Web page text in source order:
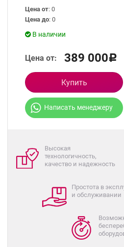
Цена от: 0
Цена до: 0
В наличии
Цена от: 389 000Р
Купить
Написать менеджеру
Высокая
технологичность,
качество и надежность
Простота в
и обслуживании